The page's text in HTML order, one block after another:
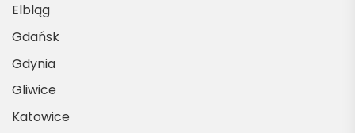
Elbląg
Gdańsk
Gdynia
Gliwice
Katowice